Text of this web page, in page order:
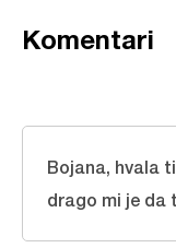
Komentari
Bojana, hvala
drago mi je da